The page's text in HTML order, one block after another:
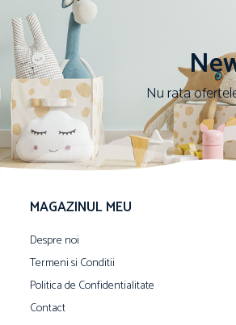
Nu rata
MAGAZINUL MEU
Despre noi
Termeni si Conditii
Politica de Confidentialitate
Contact